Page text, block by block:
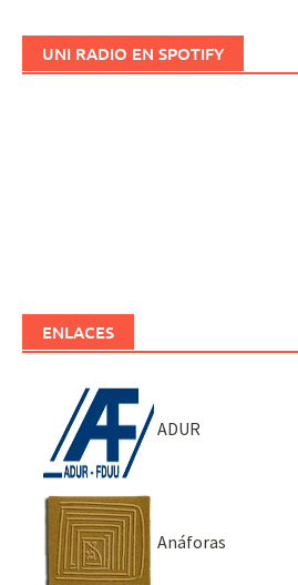
UNI RADIO EN SPOTIFY
ENLACES
ADUR
Anáforas